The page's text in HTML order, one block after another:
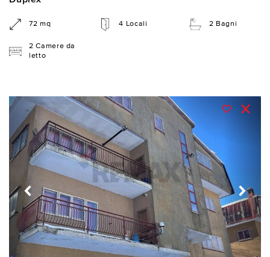
72 mq 4 Locali 2 Bagni
2 Camere da
letto